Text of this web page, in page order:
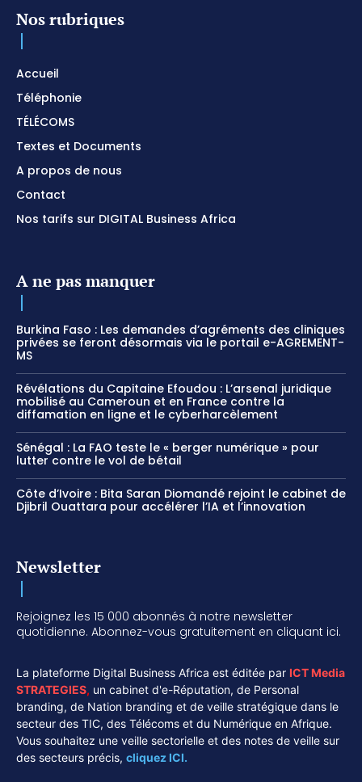
Nos rubriques
Accueil
Téléphonie
TÉLÉCOMS
Textes et Documents
A propos de nous
Contact
Nos tarifs sur DIGITAL Business Africa
A ne pas manquer
Burkina Faso : Les demandes d’agréments des cliniques
privées se feront désormais via le portail e-AGREMENT-
MS
Révélations du Capitaine Efoudou : L’arsenal juridique
mobilisé au Cameroun et en France contre la
diffamation en ligne et le cyberharcèlement
Sénégal : La FAO teste le « berger numérique » pour
lutter contre le vol de bétail
Côte d’Ivoire : Bita Saran Diomandé rejoint le cabinet de
Djibril Ouattara pour accélérer l’IA et l’innovation
Newsletter
Rejoignez les 15 000 abonnés à notre newsletter
quotidienne. Abonnez-vous gratuitement en cliquant ici.
La plateforme Digital Business Africa est éditée par ICT Media
STRATEGIES, un cabinet d'e-Réputation, de Personal
branding, de Nation branding et de veille stratégique dans le
secteur des TIC, des Télécoms et du Numérique en Afrique.
Vous souhaitez une veille sectorielle et des notes de veille sur
des secteurs précis, cliquez ICI.